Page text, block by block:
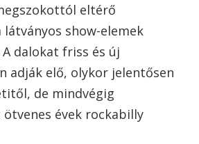
eltérő
látványos show-elemek
dalokat friss és új
adják elő, olykor jelentősen
de mindvégig
ötvenes évek rockabilly